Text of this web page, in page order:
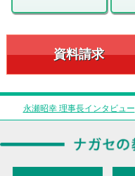
資料請求
永瀬昭幸 理事長インタビュー